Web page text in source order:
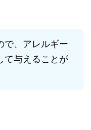
で、アレルギー
て与えることが